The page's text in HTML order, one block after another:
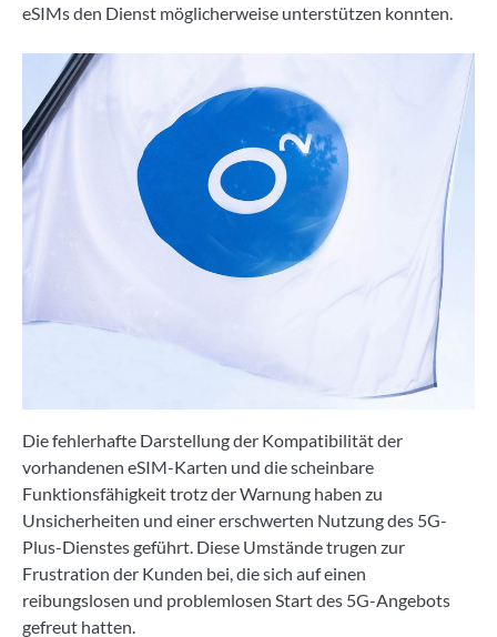
eSIMs den Dienst möglicherweise unterstützen konnten.
Die fehlerhafte Darstellung der Kompatibilität der
vorhandenen eSIM-Karten und die scheinbare
Funktionsfähigkeit trotz der Warnung haben zu
Unsicherheiten und einer erschwerten Nutzung des 5G-
Plus-Dienstes geführt. Diese Umstände trugen zur
Frustration der Kunden bei, die sich auf einen
reibungslosen und problemlosen Start des 5G-Angebots
gefreut hatten.